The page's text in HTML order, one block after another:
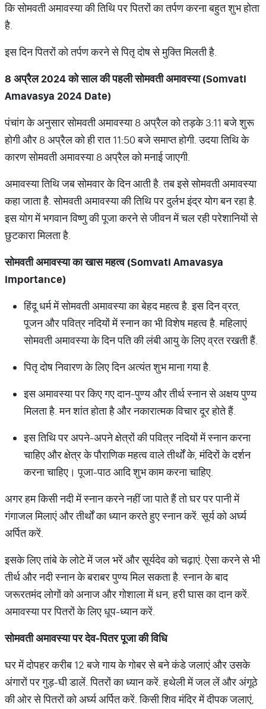
कि सोमवती अमावस्या की तिथि पर पितरों का तर्पण करना बहुत शुभ होता
है.
इस दिन पितरों को तर्पण करने से पितृ दोष से मुक्ति मिलती है.
8 अप्रैल2024कोसालकीपहलीसोमवतीअमावस्या(Somvati
Amavasya 2024 Date)
पंचांग के अनुसार सोमवती अमावस्या 8 अप्रैल को तड़के 3:11 बजे शुरू
होगी और 8 अप्रैल को ही रात 11:50 बजे समाप्त होगी. उदया तिथि के
कारण सोमवती अमावस्या 8 अप्रैल को मनाई जाएगी.
अमावस्या तिथि जब सोमवार के दिन आती है. तब इसे सोमवती अमावस्या
कहा जाता है. सोमवती अमावस्या की तिथि पर दुर्लभ इंद्र योग बन रहा है.
इस योग में भगवान विष्णु की पूजा करने से जीवन में चल रही परेशानियों से
छुटकारा मिलता है.
सोमवतीअमावस्याकाखासमहत्व(Somvati Amavasya
importance)
हिंदू धर्म में सोमवती अमावस्या का बेहद महत्व है. इस दिन व्रत,
पूजन और पवित्र नदियों में स्नान का भी विशेष महत्व है. महिलाएं
सोमवती अमावस्या के दिन पति की लंबी आयु के लिए व्रत रखती हैं.
पितृ दोष निवारण के लिए दिन अत्यंत शुभ माना गया है.
इस अमावस्या पर किए गए दान-पुण्य और तीर्थ स्नान से अक्षय पुण्य
मिलता है. मन शांत होता है और नकारात्मक विचार दूर होते हैं.
इस तिथि पर अपने-अपने क्षेत्रों की पवित्र नदियों में स्नान करना
चाहिए और क्षेत्र के पौराणिक महत्व वाले तीर्थों के, मंदिरों के दर्शन
करना चाहिए। पूजा-पाठ आदि शुभ काम करना चाहिए.
अगर हम किसी नदी में स्नान करने नहीं जा पाते हैं तो घर पर पानी में
गंगाजल मिलाएं और तीर्थों का ध्यान करते हुए स्नान करें. सूर्य को अर्घ्य
अर्पित करें.
इसके लिए तांबे के लोटे में जल भरें और सूर्यदेव को चढ़ाएं. ऐसा करने से भी
तीर्थ और नदी स्नान के बराबर पुण्य मिल सकता है. स्नान के बाद
जरूरतमंद लोगों को अनाज और गोशाला में धन, हरी घास का दान करें.
अमावस्या पर पितरों के लिए धूप-ध्यान करें.
सोमवतीअमावस्यापरदेव-पितरपूजाकीविधि
घर में दोपहर करीब 12 बजे गाय के गोबर से बने कंडे जलाएं और उसके
अंगारों पर गुड़-घी डालें. पितरों का ध्यान करें. हथेली में जल लें और अंगूठे
की ओर से पितरों को अर्घ्य अर्पित करें. किसी शिव मंदिर में दीपक जलाएं,